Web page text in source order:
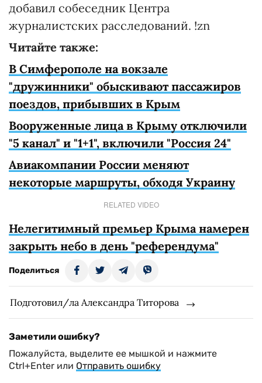
добавил собеседник Центра
журналистских расследований. !zn
Читайте также:
В Симферополе на вокзале
"дружинники" обыскивают пассажиров
поездов, прибывших в Крым
Вооруженные лица в Крыму отключили
"5 канал" и "1+1", включили "Россия 24"
Авиакомпании России меняют
некоторые маршруты, обходя Украину
RELATED VIDEO
Нелегитимный премьер Крыма намерен
закрыть небо в день "референдума"
Поделиться
Подготовил/ла Александра Титорова
Заметили ошибку?
Пожалуйста, выделите ее мышкой и нажмите
Ctrl+Enter или Отправить ошибку